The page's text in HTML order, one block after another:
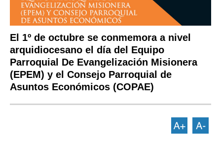
El 1º de octubre se conmemora a nivel
arquidiocesano el día del Equipo
Parroquial De Evangelización Misionera
(EPEM) y el Consejo Parroquial de
Asuntos Económicos (COPAE)